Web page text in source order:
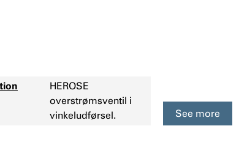
HEROSE
overstrømsventil i
vinkeludførsel.
See more